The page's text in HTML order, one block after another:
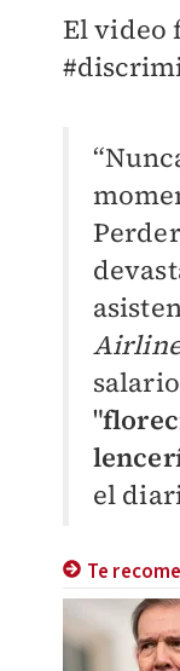
El video
"
el
Te